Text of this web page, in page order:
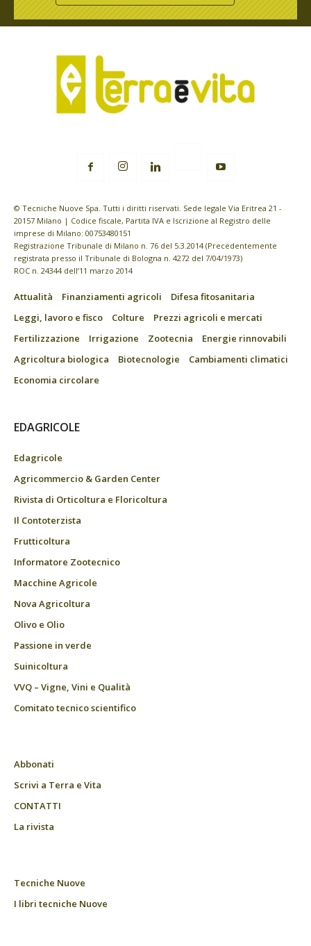
© Tecniche Nuove Spa. Tutti i diritti riservati. Sede legale Via Eritrea 21 -
20157 Milano | Codice fiscale, Partita IVA e Iscrizione al Registro delle
imprese di Milano: 00753480151
Registrazione Tribunale di Milano n. 76 del 5.3.2014 (Precedentemente
registrata presso il Tribunale di Bologna n. 4272 del 7/04/1973)
ROC n. 24344 dell’11 marzo 2014
Attualità Finanziamenti agricoli
Difesa fitosanitaria
Leggi, lavoro e fisco
Colture
Prezzi agricoli e mercati
Fertilizzazione
Irrigazione Zootecnia
Energie rinnovabili
Agricoltura biologica
Biotecnologie
Cambiamenti climatici
Economia circolare
EDAGRICOLE
Edagricole
Agricommercio & Garden Center
Rivista di Orticoltura e Floricoltura
Il Contoterzista
Frutticoltura
Informatore Zootecnico
Macchine Agricole
Nova Agricoltura
Olivo e Olio
Passione in verde
Suinicoltura
VVQ – Vigne, Vini e Qualità
Comitato tecnico scientifico
Abbonati
Scrivi a Terra e Vita
CONTATTI
La rivista
Tecniche Nuove
I libri tecniche Nuove